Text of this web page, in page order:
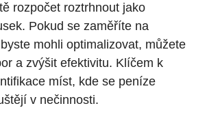
rozpočet roztrhnout jako
Pokud se zaměříte na
mohli optimalizovat, můžete
a zvýšit efektivitu. Klíčem k
míst, kde se peníze
v nečinnosti.